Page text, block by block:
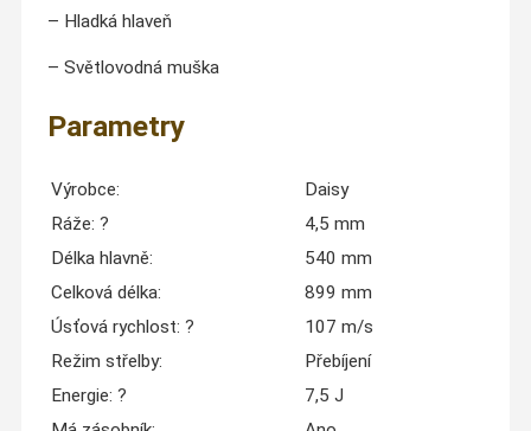
– Hladká hlaveň
– Světlovodná muška
Parametry
Výrobce:
Daisy
Ráže: ?
4,5 mm
Délka hlavně:
540 mm
Celková délka:
899 mm
Úsťová rychlost: ?
107 m/s
Režim střelby:
Přebíjení
Energie: ?
7,5 J